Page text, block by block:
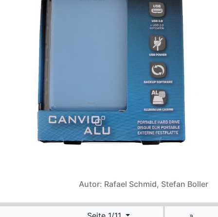
Autor: Rafael Schmid, Stefan Boller